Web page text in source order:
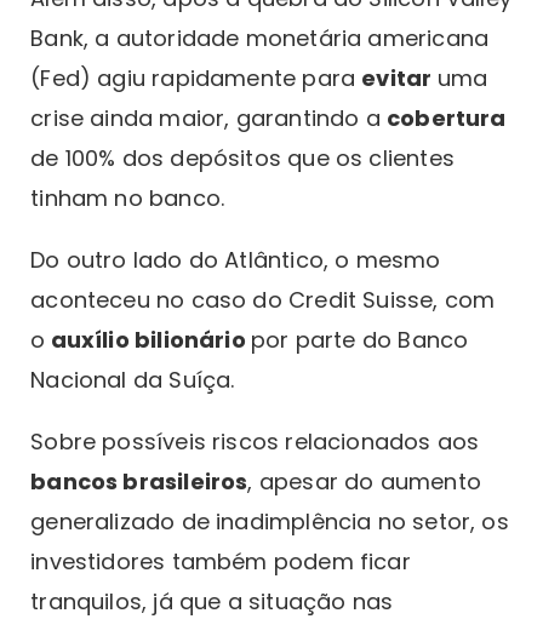
Bank, a autoridade monetária americana
(Fed) agiu rapidamente para evitar uma
crise ainda maior, garantindo a cobertura
de 100% dos depósitos que os clientes
tinham no banco.
Do outro lado do Atlântico, o mesmo
aconteceu no caso do Credit Suisse, com
o auxílio bilionário por parte do Banco
Nacional da Suíça.
Sobre possíveis riscos relacionados aos
bancos brasileiros, apesar do aumento
generalizado de inadimplência no setor, os
investidores também podem ficar
tranquilos, já que a situação nas